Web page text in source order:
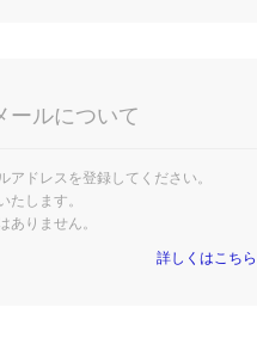
ールについて
アドレスを登録してください。
たします。
ありません。
詳しくはこちら